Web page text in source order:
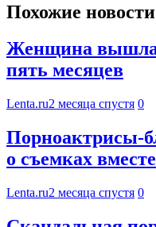
Похожие новости
Женщина вышла
пять месяцев
Lenta.ru2 месяца спустя 0
Порноактрисы-
о съемках вместе
Lenta.ru2 месяца спустя 0